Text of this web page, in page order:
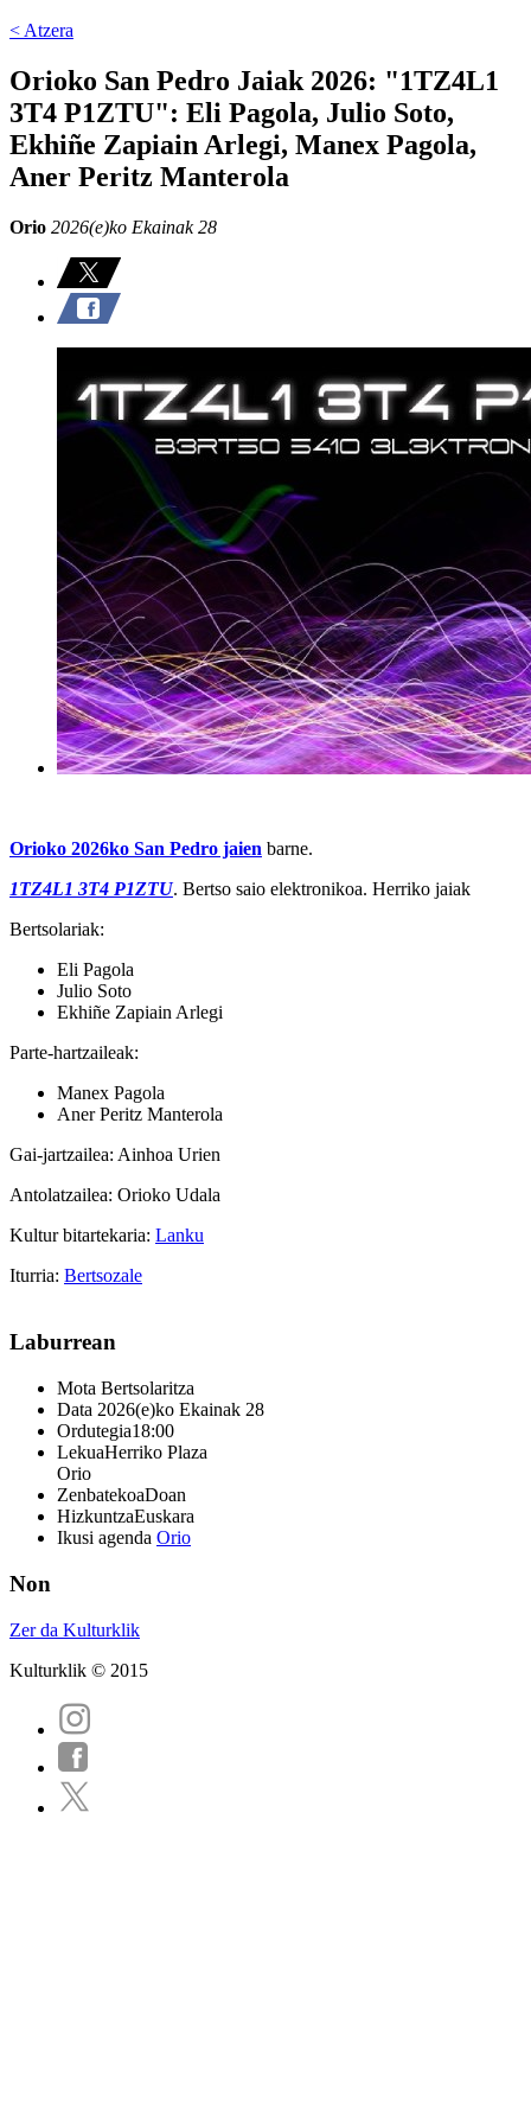
< Atzera
Orioko San Pedro Jaiak 2026: "1TZ4L1
3T4 P1ZTU": Eli Pagola, Julio Soto,
Ekhiñe Zapiain Arlegi, Manex Pagola,
Aner Peritz Manterola
Orio 2026(e)ko Ekainak 28
Orioko 2026ko San Pedro jaien barne.
1TZ4L1 3T4 P1ZTU. Bertso saio elektronikoa. Herriko jaiak
Bertsolariak:
Eli Pagola
Julio Soto
Ekhiñe Zapiain Arlegi
Parte-hartzaileak:
Manex Pagola
Aner Peritz Manterola
Gai-jartzailea: Ainhoa Urien
Antolatzailea: Orioko Udala
Kultur bitartekaria: Lanku
Iturria: Bertsozale
Laburrean
Mota Bertsolaritza
Data 2026(e)ko Ekainak 28
Ordutegia18:00
LekuaHerriko Plaza
Orio
ZenbatekoaDoan
HizkuntzaEuskara
Ikusi agenda Orio
Non
Zer da Kulturklik
Kulturklik © 2015